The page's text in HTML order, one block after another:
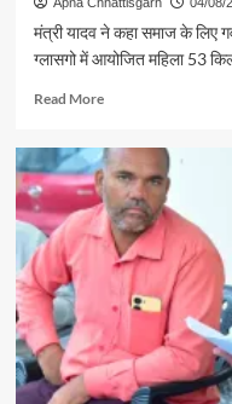
मंत्री यादव ने कहा समाज के लिए
ग्लासगो में आयोजित महिला 53
Read MoreRead
रजत
पदक
विजेता
ज्ञानेश्वरी
यादव
शिक्षा
मंत्री
गजेंद्र
यादव
ने